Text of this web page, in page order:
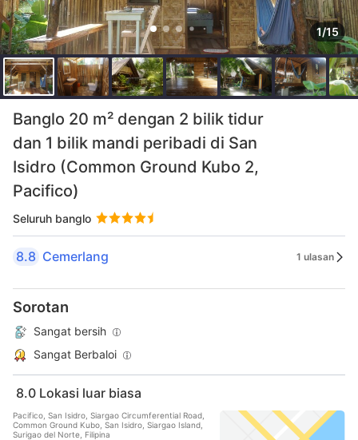
1/15
Banglo 20 m² dengan 2 bilik tidur
dan 1 bilik mandi peribadi di San
Isidro (Common Ground Kubo 2,
Pacifico)
Seluruh banglo
8.8 Cemerlang 1 ulasan
Sorotan
Sangat bersih
Sangat Berbaloi
8.0 Lokasi luar biasa
Pacifico, San Isidro, Siargao Circumferential Road,
Common Ground Kubo, San Isidro, Siargao Island,
Surigao del Norte, Filipina